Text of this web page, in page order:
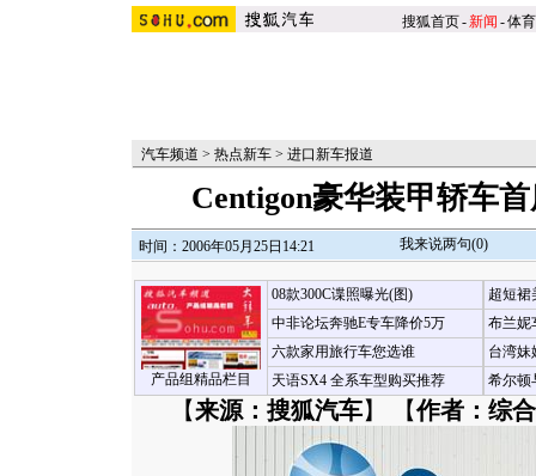
搜狐首页-新闻 -体育
汽车频道 > 热点新车 > 进口新车报道
Centigon豪华装甲轿车
时间：2006年05月25日14:21 我来说两句(0)
产品组精品栏目
08款300C谍照曝光(图)
中非论坛奔驰E专车降价5万
六款家用旅行车您选谁
天语SX4 全系车型购买推荐
超短裙
布兰妮
台湾妹
希尔顿
【来源：搜狐汽车】 【作者：综